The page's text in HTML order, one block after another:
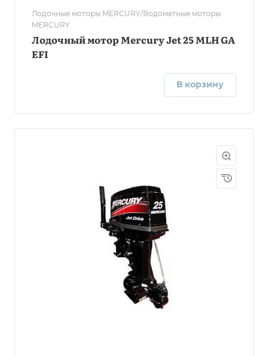
Лодочные моторы MERCURY/Водометные моторы
MERCURY
Лодочный мотор Mercury Jet 25 MLH GA
EFI
В корзину